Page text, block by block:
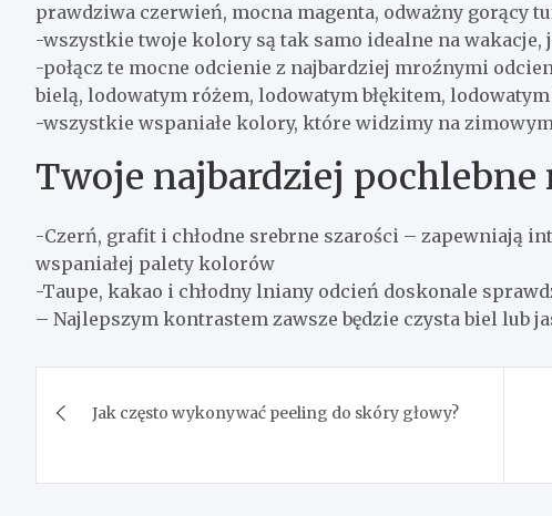
prawdziwa czerwień, mocna magenta, odważny gorący
-wszystkie twoje kolory są tak samo idealne na
-połącz te mocne odcienie z najbardziej mroźnymi
bielą, lodowatym różem, lodowatym błękitem,
-wszystkie wspaniałe kolory, które widzimy na
Twoje najbardziej
-Czerń, grafit i chłodne srebrne szarości – zapewniają
wspaniałej palety kolorów
-Taupe, kakao i chłodny lniany odcień doskonale
– Najlepszym kontrastem zawsze będzie czysta biel lub
wpisu
Jak często wykonywać peeling do skóry głowy?